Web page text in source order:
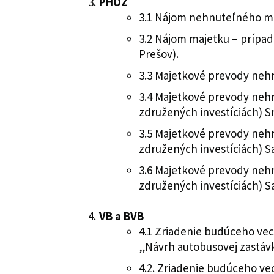
3.1 Nájom nehnuteľného
3.2 Nájom majetku –
Prešov).
3.3 Majetkové prevody
3.4 Majetkové prevody
združených investíciách)
3.5 Majetkové prevody
združených investíciách)
3.6 Majetkové prevody
združených investíciách)
VB a BVB
4.1 Zriadenie budúceho
„Návrh autobusovej
4.2. Zriadenie budúceho